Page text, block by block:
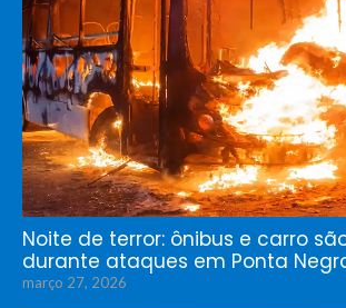
Noite de terror: ônibus e carro
durante ataques em Ponta
março 27, 2026